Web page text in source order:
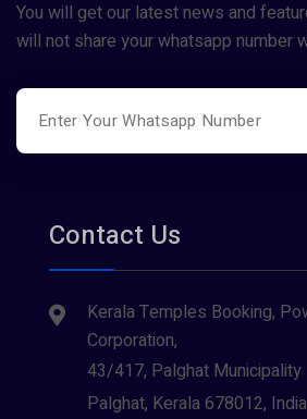
You will get our latest news and
will not share your whatsapp number
Contact Us
Kerala Temples Booking,
Corporation,
43/417, Palghat Municipality
Palghat, Kerala 678012, India